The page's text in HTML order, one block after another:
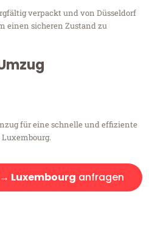
verpackt und von Düsseldorf
einen sicheren Zustand zu
für eine schnelle und effiziente
Luxembourg anfragen